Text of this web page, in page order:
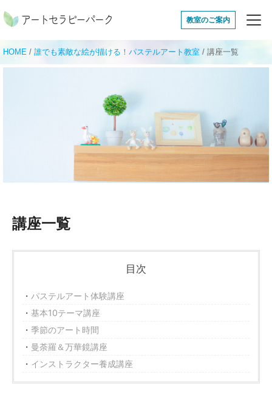
アートセラピー
教室のご案内
HOME / 誰でも素敵な絵が描ける！パステルアート教室 / 講座一覧
講座一覧
目次
パステルアート体験講座
基本10テーマ講座
季節のアート時間
曼荼羅＆万華鏡講座
インストラクター養成講座